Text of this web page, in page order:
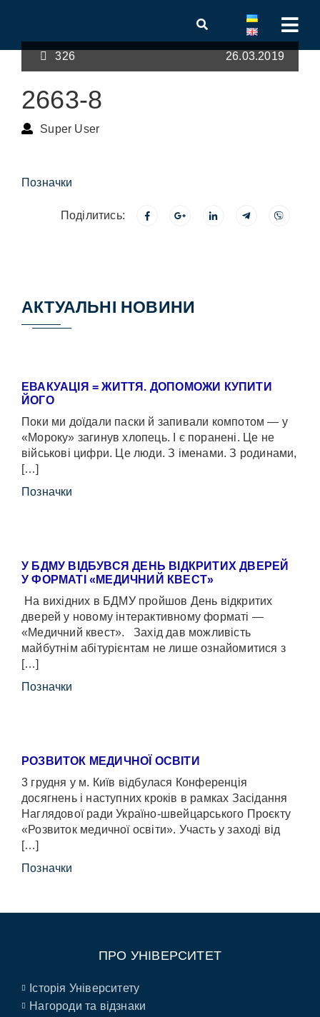
326 26.03.2019
2663-8
Super User
Позначки
Поділитись:
АКТУАЛЬНІ НОВИНИ
ЕВАКУАЦІЯ = ЖИТТЯ. ДОПОМОЖИ КУПИТИ
ЙОГО
Поки ми доїдали паски й запивали компотом — у
«Мороку» загинув хлопець. І є поранені. Це не
військові цифри. Це люди. З іменами. З родинами,
[…]
Позначки
У БДМУ ВІДБУВСЯ ДЕНЬ ВІДКРИТИХ ДВЕРЕЙ
У ФОРМАТІ «МЕДИЧНИЙ КВЕСТ»
На вихідних в БДМУ пройшов День відкритих
дверей у новому інтерактивному форматі —
«Медичний квест». Захід дав можливість
майбутнім абітурієнтам не лише ознайомитися з
[…]
Позначки
РОЗВИТОК МЕДИЧНОЇ ОСВІТИ
3 грудня у м. Київ відбулася Конференція
досягнень і наступних кроків в рамках Засідання
Наглядової ради Україно-швейцарського Проєкту
«Розвиток медичної освіти». Участь у заході від
[…]
Позначки
ПРО УНІВЕРСИТЕТ
Історія Університету
Нагороди та відзнаки